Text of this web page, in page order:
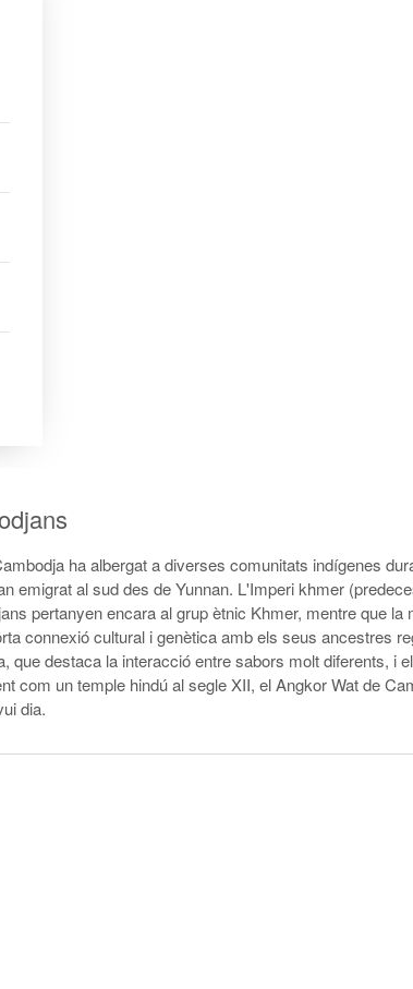
ha albergat a diverses comunitats indígenes
emigrat al sud des de Yunnan. L'Imperi khmer
pertanyen encara al grup ètnic Khmer, mentre que
connexió cultural i genètica amb els seus ancestres
que destaca la interacció entre sabors molt diferents, i
com un temple hindú al segle XII, el Angkor Wat de
dia.